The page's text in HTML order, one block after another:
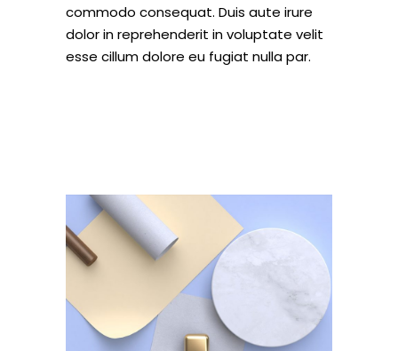
commodo consequat. Duis aute irure
dolor in reprehenderit in voluptate velit
esse cillum dolore eu fugiat nulla par.